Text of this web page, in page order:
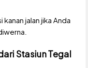
jalan jika Anda
Stasiun Tegal